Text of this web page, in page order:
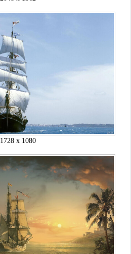
1728 x 1080